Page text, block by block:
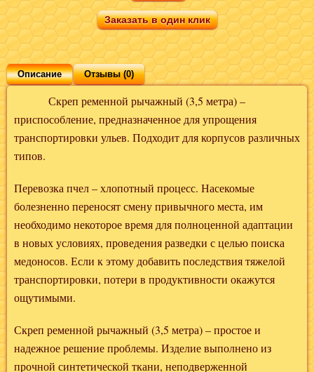
Заказать в один клик
Описание Отзывы (0)
Скреп ременной рычажный (3,5 метра) –
приспособление, предназначенное для упрощения
транспортировки ульев. Подходит для корпусов различных
типов.
Перевозка пчел – хлопотный процесс. Насекомые
болезненно переносят смену привычного места, им
необходимо некоторое время для полноценной адаптации
в новых условиях, проведения разведки с целью поиска
медоносов. Если к этому добавить последствия тяжелой
транспортировки, потери в продуктивности окажутся
ощутимыми.
Скреп ременной рычажный (3,5 метра) – простое и
надежное решение проблемы. Изделие выполнено из
прочной синтетической ткани, неподверженной